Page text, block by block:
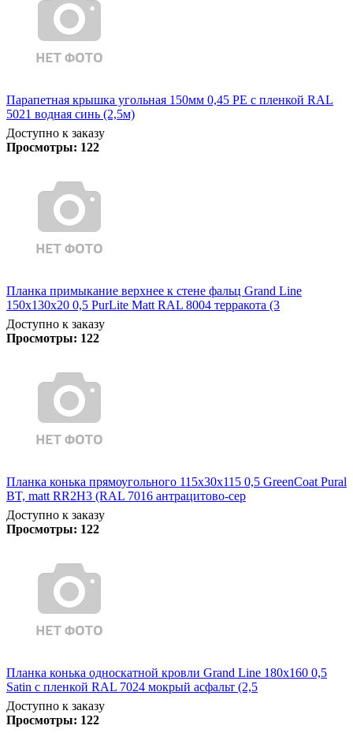
Парапетная крышка угольная 150мм 0,45 PE с пленкой RAL
5021 водная синь (2,5м)
Доступно к заказу
Просмотры: 122
Планка примыкание верхнее к стене фальц Grand Line
150х130х20 0,5 PurLite Matt RAL 8004 терракота (3
Доступно к заказу
Просмотры: 122
Планка конька прямоугольного 115х30х115 0,5 GreenCoat Pural
BT, matt RR2Н3 (RAL 7016 антрацитово-сер
Доступно к заказу
Просмотры: 122
Планка конька односкатной кровли Grand Line 180x160 0,5
Satin с пленкой RAL 7024 мокрый асфальт (2,5
Доступно к заказу
Просмотры: 122